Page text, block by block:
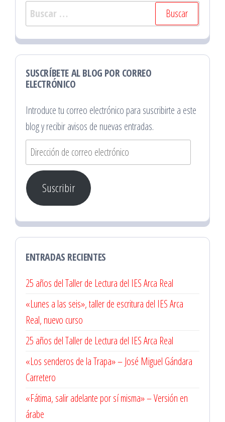
Buscar:
SUSCRÍBETE AL BLOG POR CORREO
ELECTRÓNICO
Introduce tu correo electrónico para suscribirte a este
blog y recibir avisos de nuevas entradas.
Dirección
de
correo
electrónico
Suscribir
ENTRADAS RECIENTES
25 años del Taller de Lectura del IES Arca Real
«Lunes a las seis», taller de escritura del IES Arca
Real, nuevo curso
25 años del Taller de Lectura del IES Arca Real
«Los senderos de la Trapa» – José Miguel Gándara
Carretero
«Fátima, salir adelante por sí misma» – Versión en
árabe